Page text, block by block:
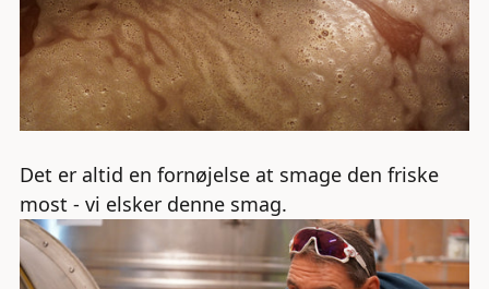
Det er altid en fornøjelse at smage den friske
most - vi elsker denne smag.